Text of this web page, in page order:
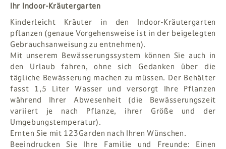
Ihr Indoor-Kräutergarten
Kinderleicht Kräuter in den Indoor-Kräutergarten
pflanzen (genaue Vorgehensweise ist in der beigelegten
Gebrauchsanweisung zu entnehmen).
Mit unserem Bewässerungssystem können Sie auch in
den Urlaub fahren, ohne sich Gedanken über die
tägliche Bewässerung machen zu müssen. Der Behälter
fasst 1,5 Liter Wasser und versorgt Ihre Pflanzen
während Ihrer Abwesenheit (die Bewässerungszeit
variiert je nach Pflanze, ihrer Größe und der
Umgebungstemperatur).
Ernten Sie mit 123Garden nach Ihren Wünschen.
Beeindrucken Sie Ihre Familie und Freunde: Einen